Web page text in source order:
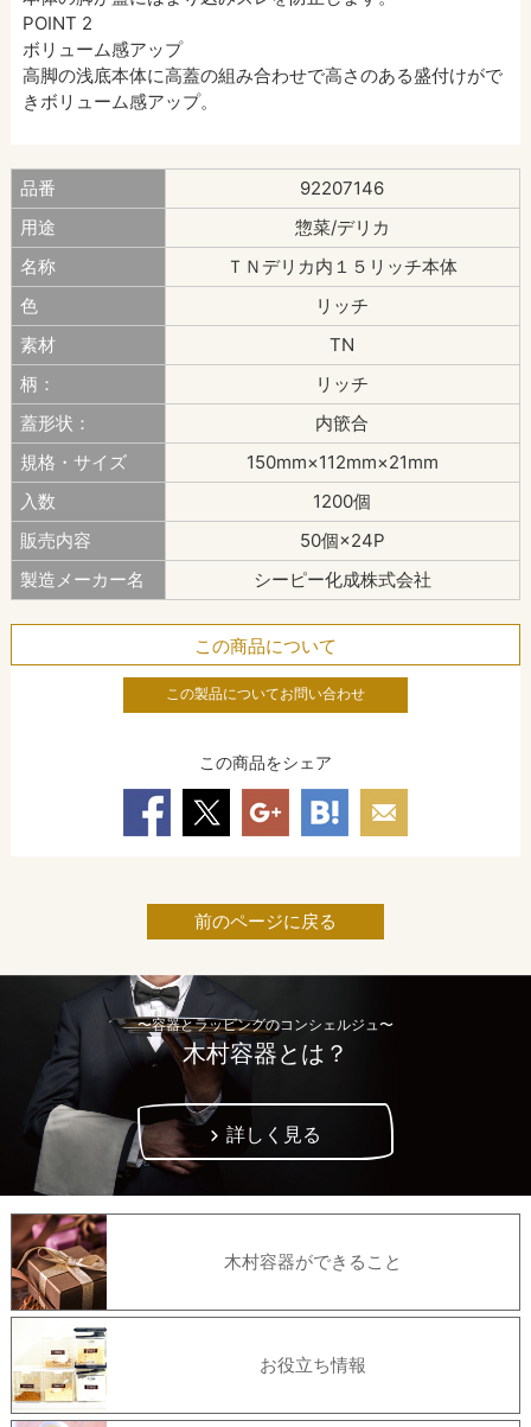
POINT 2
ボリューム感アップ
高脚の浅底本体に高蓋の組み合わせで高さのある盛付けがで
きボリューム感アップ。
品番
92207146
用途
惣菜/デリカ
名称
ＴＮデリカ内１５リッチ本体
色
リッチ
素材
TN
柄：
リッチ
蓋形状：
内篏合
規格・サイズ
150mm×112mm×21mm
入数
1200個
販売内容
50個×24P
製造メーカー名
シーピー化成株式会社
この商品について
この製品についてお問い合わせ
この商品をシェア
前のページに戻る
〜容器とラッピングのコンシェルジュ〜
木村容器とは？
詳しく見る
木村容器ができること
お役立ち情報